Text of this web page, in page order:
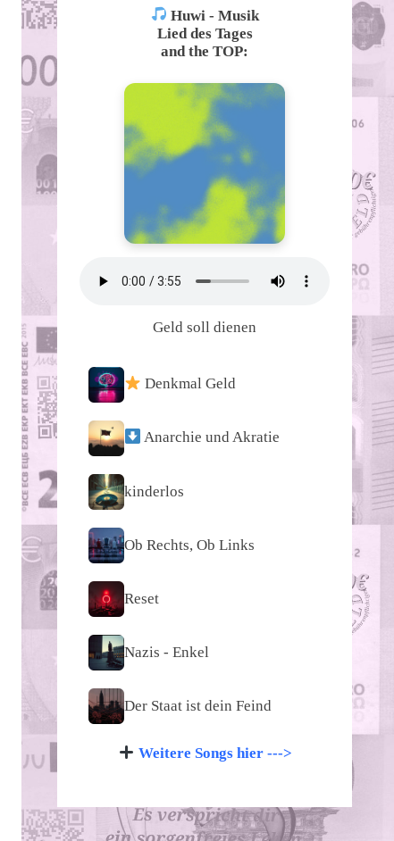
Huwi - Musik
Lied des Tages
and the TOP:
Geld soll dienen
Denkmal Geld
Anarchie und Akratie
kinderlos
Ob Rechts, Ob Links
Reset
Nazis - Enkel
Der Staat ist dein Feind
Weitere Songs hier --->